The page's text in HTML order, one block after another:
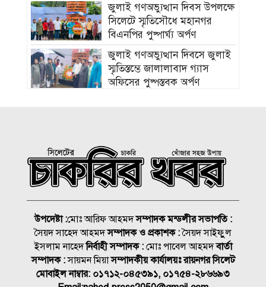
জুলাই গণঅভ্যুত্থান দিবস উপলক্ষে
সিলেটে স্মৃতিসৌধে মহানগর
বিএনপির পুষ্পার্ঘ্য অর্পণ
জুলাই গণঅভ্যুত্থান দিবসে জুলাই
স্মৃতিস্তম্ভে জালালাবাদ গ্যাস
অফিসের পুষ্পস্তবক অর্পণ
জুলাই আহত যোদ্ধা মিতুর খোঁজ
নিলেন প্রধানমন্ত্রী
সিকৃবি’তে জুলাই গণ-অভ্যুত্থান
দিবস উপলক্ষে বৃক্ষরোপণ, র‍্যালি
ও আলোচনা সভা অনুষ্ঠিত
উপদেষ্টা :মোঃ আরিফ আহমদসম্পাদক মন্ডলীর সভাপতি :
সৈয়দ সাহেদ আহমদসম্পাদক ও প্রকাশক :সৈয়দ সাইফুুল
ইসলাম নাহেদনির্বাহী সম্পাদক :মোঃ পাবেল আহমদবার্তা
সম্পাদক :সায়মন মিয়াসম্পাদকীয় কার্যালয়ঃ রায়নগর সিলেট
মোবাইল নাম্বার: ০১৭১২-০৪৫৩৯১, ০১৭৫৪-২৮৬৬৯৩